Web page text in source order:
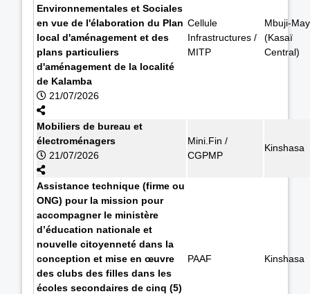
Environnementales et Sociales
en vue de l'élaboration du Plan
local d'aménagement et des
plans particuliers
d'aménagement de la localité
de Kalamba
21/07/2026
Cellule
Infrastructures /
MITP
Mbuji-
(Kasaï
Central)
Mobiliers de bureau et
électroménagers
21/07/2026
Mini.Fin /
CGPMP
Kinshasa
Assistance technique (firme ou
ONG) pour la mission pour
accompagner le ministère
d’éducation nationale et
nouvelle citoyenneté dans la
conception et mise en œuvre
des clubs des filles dans les
écoles secondaires de cinq (5)
PAAF Kinshasa